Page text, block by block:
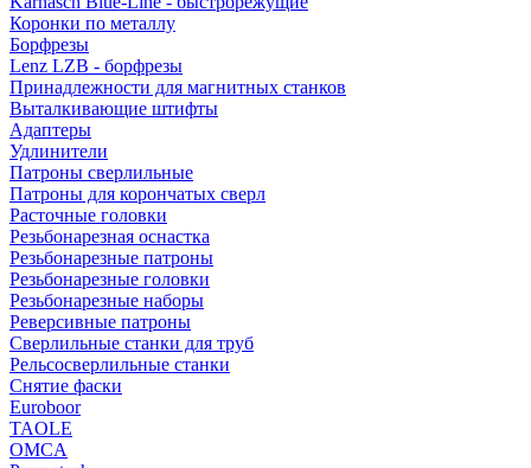
Коронки по металлу
Борфрезы
Lenz LZB - борфрезы
Принадлежности для магнитных станков
Выталкивающие штифты
Адаптеры
Удлинители
Патроны сверлильные
Патроны для корончатых сверл
Расточные головки
Резьбонарезная оснастка
Резьбонарезные патроны
Резьбонарезные головки
Резьбонарезные наборы
Реверсивные патроны
Сверлильные станки для труб
Рельсосверлильные станки
Снятие фаски
Euroboor
TAOLE
OMCA